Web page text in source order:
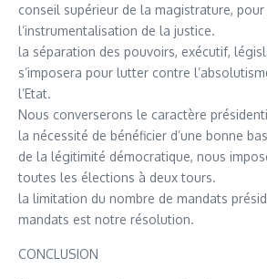
conseil supérieur de la magistrature,
l’instrumentalisation de la justice.
la séparation des pouvoirs, exécutif,
s’imposera pour lutter contre
l’Etat.
Nous converserons le caractère
la nécessité de bénéficier d’une bonne
de la légitimité démocratique, nous
toutes les élections à deux tours.
la limitation du nombre de mandats
mandats est notre résolution.
CONCLUSION